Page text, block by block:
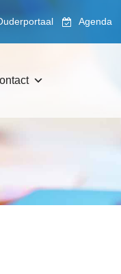
Agenda